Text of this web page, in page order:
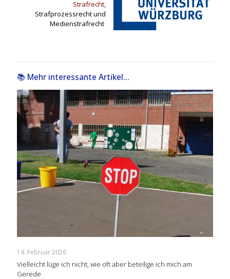
Strafrecht,
Strafprozessrecht und
Medienstrafrecht
📚 Mehr interessante Artikel...
14. Februar 2026
Vielleicht lüge ich nicht, wie oft aber beteilige ich mich am
Gerede